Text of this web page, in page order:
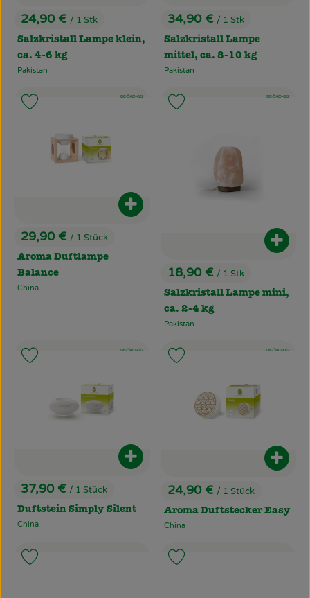
, Preis:
24,90 € / 1 Stk
Salzkristall Lampe klein,
ca. 4-6 kg
, Herkunft:
Pakistan
, Preis:
34,90 € / 1 Stk
Salzkristall Lampe
mittel, ca. 8-10 kg
, Herkunft:
Pakistan
, Preis:
29,90 € / 1 Stück
Aroma Duftlampe
Balance
, Herkunft:
China
Produkt zum Warenkorb
, Verband:
, Kontrollstelle:
DE-ÖKO-022
Produkt zu Favouriten hinzufügen
, Preis:
18,90 € / 1 Stk
Salzkristall Lampe mini,
ca. 2-4 kg
, Herkunft:
Pakistan
, Kontrollstelle:
DE-ÖKO-022
, Preis:
37,90 € / 1 Stück
Duftstein Simply Silent
, Herkunft:
China
Produkt zum Warenkorb
, Verband:
, Kontrollstelle:
DE-ÖKO-022
Produkt zu Favouriten hinzufügen
, Preis:
24,90 € / 1 Stück
Aroma Duftstecker Easy
, Herkunft:
China
, Verband:
, Kontrollstelle:
DE-ÖKO-022
, Verband:
.
Produkt zu Favouriten hinzufügen
,
.